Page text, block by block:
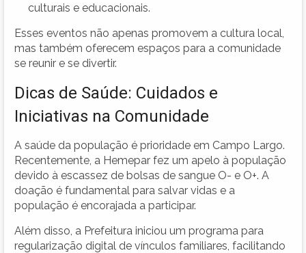
culturais e educacionais.
Esses eventos não apenas promovem a cultura local,
mas também oferecem espaços para a comunidade
se reunir e se divertir.
Dicas de Saúde: Cuidados e
Iniciativas na Comunidade
A saúde da população é prioridade em Campo Largo.
Recentemente, a Hemepar fez um apelo à população
devido à escassez de bolsas de sangue O- e O+. A
doação é fundamental para salvar vidas e a
população é encorajada a participar.
Além disso, a Prefeitura iniciou um programa para
regularização digital de vínculos familiares, facilitando